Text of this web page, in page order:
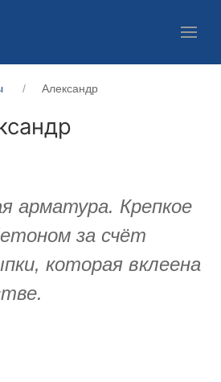
Александр
арматура. Крепкое
за счёт
которая вклеена